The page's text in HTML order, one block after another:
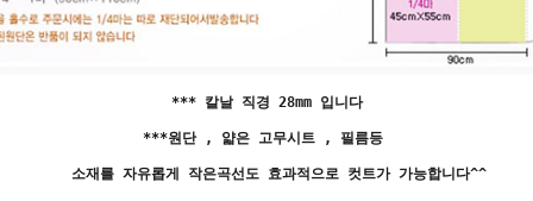
*** 칼날 직경 28mm 입니다
***원단 , 얇은 고무시트 , 필름등
소재를 자유롭게 작은곡선도 효과적으로 컷트가 가능합니다^^